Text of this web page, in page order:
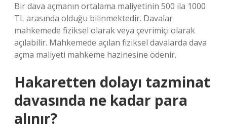
Bir dava açmanın ortalama maliyetinin 500 ila 1000
TL arasında olduğu bilinmektedir. Davalar
mahkemede fiziksel olarak veya çevrimiçi olarak
açılabilir. Mahkemede açılan fiziksel davalarda dava
açma maliyeti mahkeme hazinesine ödenir.
Hakaretten dolayı tazminat
davasında ne kadar para
alınır?